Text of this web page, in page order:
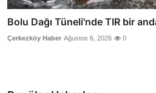
Bolu Dağı Tüneli'nde TIR bir
Çerkezköy Haber Ağustos 6, 2026 0